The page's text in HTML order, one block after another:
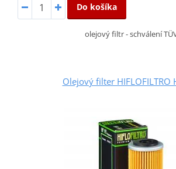
Do košíka
olejový filtr - schválení
Olejový filter HIFLOFILTRO